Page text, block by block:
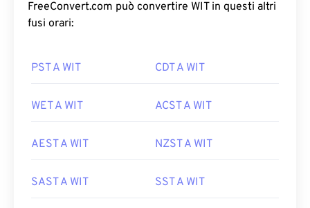
FreeConvert.com può convertire WIT in questi altri
fusi orari:
PST A WIT CDT A WIT
WET A WIT ACST A WIT
AEST A WIT NZST A WIT
SAST A WIT SST A WIT